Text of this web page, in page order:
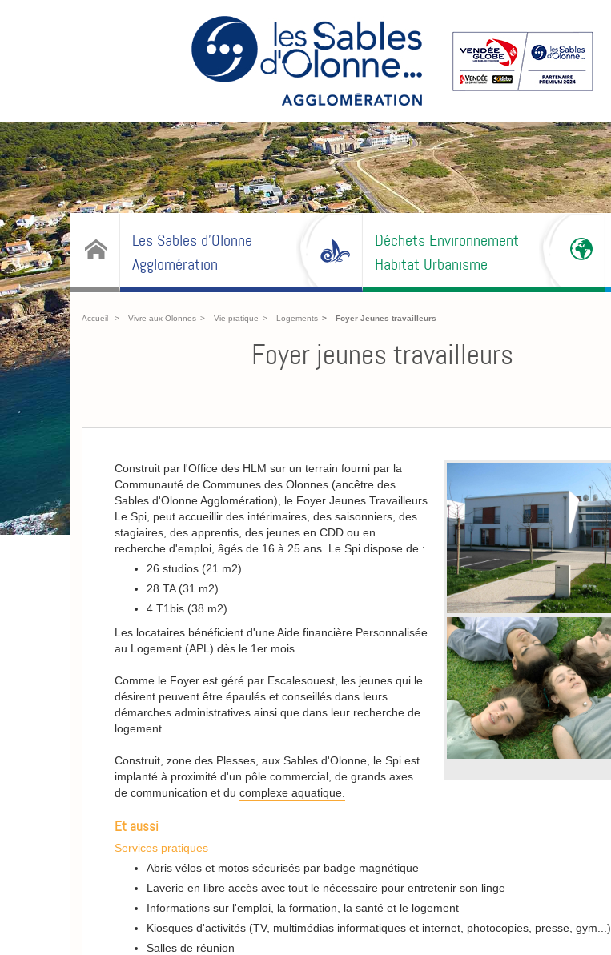
Les Sables d'Olonne
Agglomération
Déchets Environnement
Habitat Urbanisme
Accueil Vivre aux Olonnes Vie pratique Logements Foyer Jeunes travailleurs
Foyer jeunes travailleurs
Construit par l'Office des HLM sur un terrain fourni par la
Communauté de Communes des Olonnes (ancêtre des
Sables d'Olonne Agglomération), le Foyer Jeunes Travailleurs
Le Spi, peut accueillir des intérimaires, des saisonniers, des
stagiaires, des apprentis, des jeunes en CDD ou en
recherche d'emploi, âgés de 16 à 25 ans. Le Spi dispose de :
26 studios (21 m2)
28 TA (31 m2)
4 T1bis (38 m2).
Les locataires bénéficient d'une Aide financière Personnalisée
au Logement (APL) dès le 1er mois.
Comme le Foyer est géré par Escalesouest, les jeunes qui le
désirent peuvent être épaulés et conseillés dans leurs
démarches administratives ainsi que dans leur recherche de
logement.
Construit, zone des Plesses, aux Sables d'Olonne, le Spi est
implanté à proximité d'un pôle commercial, de grands axes
de communication et du complexe aquatique.
Et aussi
Services pratiques
Abris vélos et motos sécurisés par badge magnétique
Laverie en libre accès avec tout le nécessaire pour entretenir son linge
Informations sur l'emploi, la formation, la santé et le logement
Kiosques d'activités (TV, multimédias informatiques et internet, photocopies, presse, gym...)
Salles de réunion